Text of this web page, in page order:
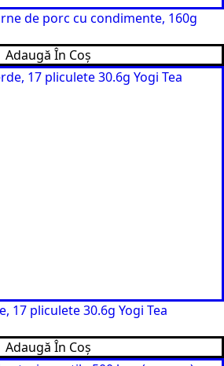
de porc cu condimente, 160g
Adaugă În Coș
17 pliculete 30.6g Yogi Tea
Adaugă În Coș